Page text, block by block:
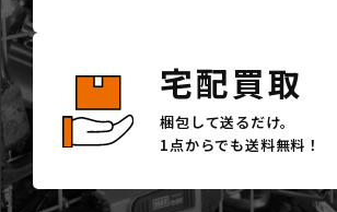
宅配買取
梱包して送るだけ。
1点からでも送料無料！